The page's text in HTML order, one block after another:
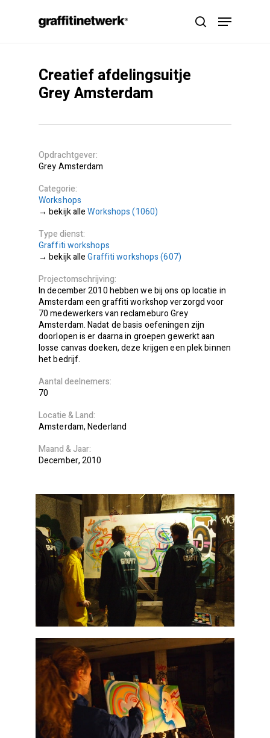
search
Menu
Creatief afdelingsuitje
Grey Amsterdam
Opdrachtgever
Grey Amsterdam
Categorie
Workshops
Workshops (1060)
Type dienst
Graffiti workshops
Graffiti workshops (607)
Projectomschrijving
In december 2010 hebben we bij ons op locatie in
Amsterdam een graffiti workshop verzorgd voor
70 medewerkers van reclameburo Grey
Amsterdam. Nadat de basis oefeningen zijn
doorlopen is er daarna in groepen gewerkt aan
losse canvas doeken, deze krijgen een plek binnen
het bedrijf.
Aantal deelnemers
70
Locatie
Land
Amsterdam Nederland
Maand
Jaar
December 2010